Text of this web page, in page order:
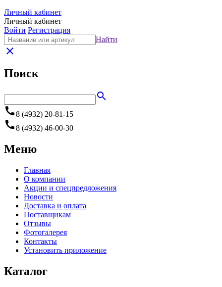
Личный кабинет
Личный кабинет
Войти Регистрация
Найти
close
Поиск
search
call8 (4932) 20-81-15
call8 (4932) 46-00-30
Меню
Главная
О компании
Акции и спецпредложения
Новости
Доставка и оплата
Поставщикам
Отзывы
Фотогалерея
Контакты
Установить приложение
Каталог